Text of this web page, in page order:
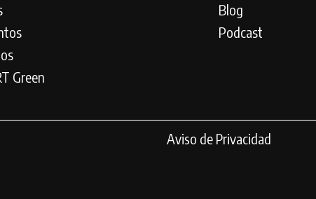
Green
Blog
Podcast
Aviso de Privacidad